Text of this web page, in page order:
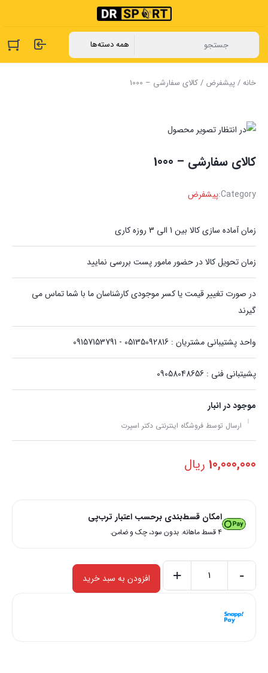
خانه/پیشفرض / کالای سفارشی – 1000
کالای سفارشی – 1000
Category:پیشفرض
زمان آماده سازی کالا بین 1 الی 3 روزه کاری
زمان تحویل کالا در حضور مامور پست بررسی نمایید
در صورت تغییر قیمت یا کسر موجودی کارشناسان ما با شما تماس می
گیرند
واحد پشتیبانی مشتریان : 05135092816 - 09157153791
پشیتبانی فنی : 09058048656
موجود در انبار
ارسال توسط فروشگاه اینترنتی دکتر اسپرت
10,000,000 ریال
امکان قسط‌بندی برحسب اعتبار ترب‌پی
۴ قسط ماهانه. بدون سود، چک و ضامن.
-
+ افزودن به سبد خرید